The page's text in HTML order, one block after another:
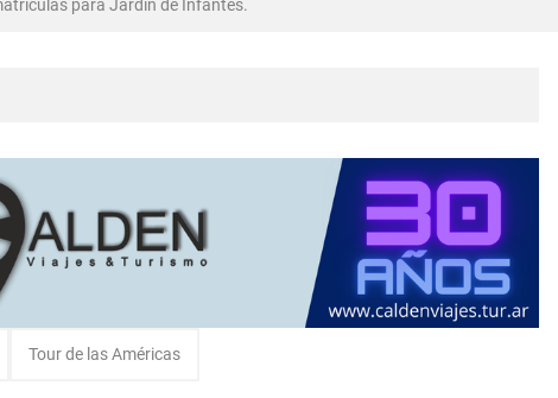
para Jardin de Infantes.
en Intendente Alvear, La Pampa
Abadie.
Tour de las Américas